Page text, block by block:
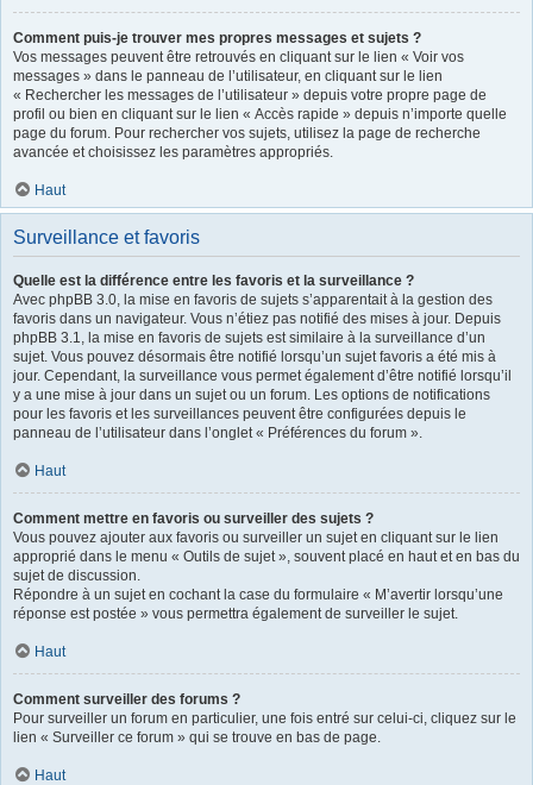
Comment puis-je trouver mes propres messages et sujets ?
Vos messages peuvent être retrouvés en cliquant sur le lien « Voir vos
messages » dans le panneau de l’utilisateur, en cliquant sur le lien
« Rechercher les messages de l’utilisateur » depuis votre propre page de
profil ou bien en cliquant sur le lien « Accès rapide » depuis n’importe quelle
page du forum. Pour rechercher vos sujets, utilisez la page de recherche
avancée et choisissez les paramètres appropriés.
Haut
Surveillance et favoris
Quelle est la différence entre les favoris et la surveillance ?
Avec phpBB 3.0, la mise en favoris de sujets s’apparentait à la gestion des
favoris dans un navigateur. Vous n’étiez pas notifié des mises à jour. Depuis
phpBB 3.1, la mise en favoris de sujets est similaire à la surveillance d’un
sujet. Vous pouvez désormais être notifié lorsqu’un sujet favoris a été mis à
jour. Cependant, la surveillance vous permet également d’être notifié lorsqu’il
y a une mise à jour dans un sujet ou un forum. Les options de notifications
pour les favoris et les surveillances peuvent être configurées depuis le
panneau de l’utilisateur dans l’onglet « Préférences du forum ».
Haut
Comment mettre en favoris ou surveiller des sujets ?
Vous pouvez ajouter aux favoris ou surveiller un sujet en cliquant sur le lien
approprié dans le menu « Outils de sujet », souvent placé en haut et en bas du
sujet de discussion.
Répondre à un sujet en cochant la case du formulaire « M’avertir lorsqu’une
réponse est postée » vous permettra également de surveiller le sujet.
Haut
Comment surveiller des forums ?
Pour surveiller un forum en particulier, une fois entré sur celui-ci, cliquez sur le
lien « Surveiller ce forum » qui se trouve en bas de page.
Haut